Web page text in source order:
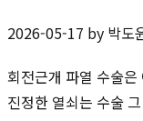
2026-05-17 by 박도
회전근개 파열 수술
진정한 열쇠는 수술